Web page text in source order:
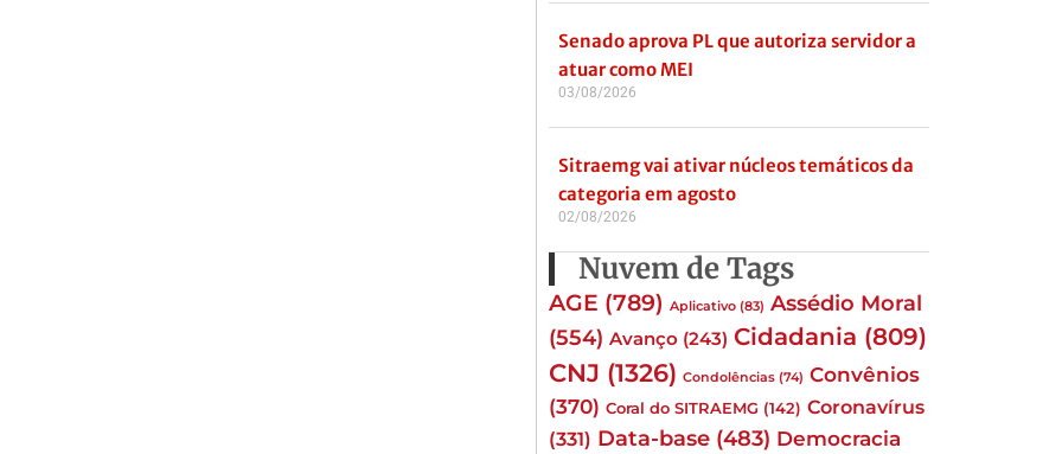
Senado aprova PL que autoriza servidor a
atuar como MEI
03/08/2026
Sitraemg vai ativar núcleos temáticos da
categoria em agosto
02/08/2026
Nuvem de Tags
AGE (789) Aplicativo (83) Assédio Moral
(554) Avanço (243) Cidadania (809)
CNJ (1326) Condolências (74) Convênios
(370) Coral do SITRAEMG (142) Coronavírus
(331) Data-base (483) Democracia